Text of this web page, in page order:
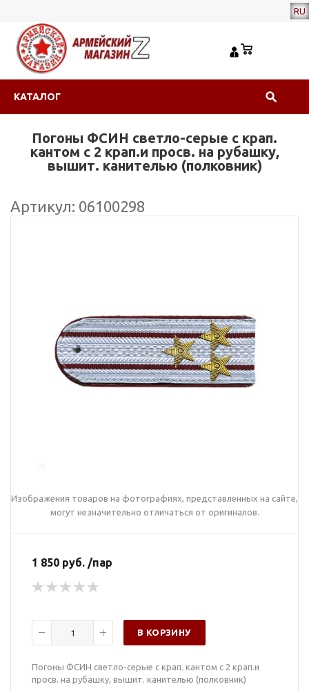
RU
КАТАЛОГ
Погоны ФСИН светло-серые с крап.
кантом с 2 крап.и просв. на рубашку,
вышит. канителью (полковник)
Артикул: 06100298
Изображения товаров на фотографиях, представленных на сайте,
могут незначительно отличаться от оригиналов.
1 850 руб. /пар
В КОРЗИНУ
Погоны ФСИН светло-серые с крап. кантом с 2 крап.и
просв. на рубашку, вышит. канителью (полковник)